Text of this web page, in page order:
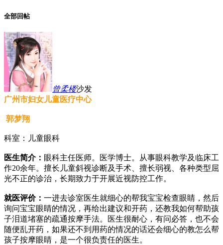
全部回帖
曾柔楼沙发
广州市妇女儿童医疗中心
郭梦翔
科室：儿童眼科
医生简介： 眼科主任医师。医学博士。从事眼科教学及临床工
作20余年。擅长儿童斜视诊断及手术、擅长弱视、各种类型屈
光不正的诊治，长期致力于开展近视防控工作。
就医评价： 一进去诊室医生就细心的帮我宝宝检查眼睛，然后
询问宝宝眼睛的情况，再给出建议和开药，还教我如何帮助孩
子泪道堵塞的疏通按摩手法。医生很耐心，有问必答，也不会
随便乱开药，如果还不到用药的情况的话还会细心的教怎么帮
孩子按摩眼睛，是一个很负责任的医生。